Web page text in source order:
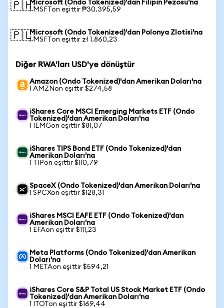
🇵🇭Microsoft (Ondo Tokenized)'dan Filipin Pezosu'na
1 MSFTon eşittir ₱30.395,59
🇵🇱Microsoft (Ondo Tokenized)'dan Polonya Zlotisi'na
1 MSFTon eşittir zł 1.860,23
Diğer RWA'ları USD'ye dönüştür
Amazon (Ondo Tokenized)'dan Amerikan Doları'na
1 AMZNon eşittir $274,58
iShares Core MSCI Emerging Markets ETF (Ondo
Tokenized)'dan Amerikan Doları'na
1 IEMGon eşittir $81,07
iShares TIPS Bond ETF (Ondo Tokenized)'dan
Amerikan Doları'na
1 TIPon eşittir $110,79
SpaceX (Ondo Tokenized)'dan Amerikan Doları'na
1 SPCXon eşittir $128,31
iShares MSCI EAFE ETF (Ondo Tokenized)'dan
Amerikan Doları'na
1 EFAon eşittir $111,23
Meta Platforms (Ondo Tokenized)'dan Amerikan
Doları'na
1 METAon eşittir $594,21
iShares Core S&P Total US Stock Market ETF (Ondo
Tokenized)'dan Amerikan Doları'na
1 ITOTon eşittir $169,44